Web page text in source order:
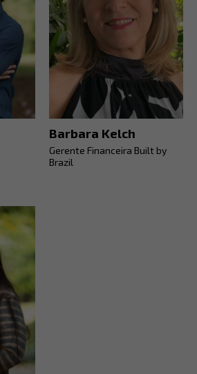
Barbara Kelch
Gerente Financeira Built by
Brazil